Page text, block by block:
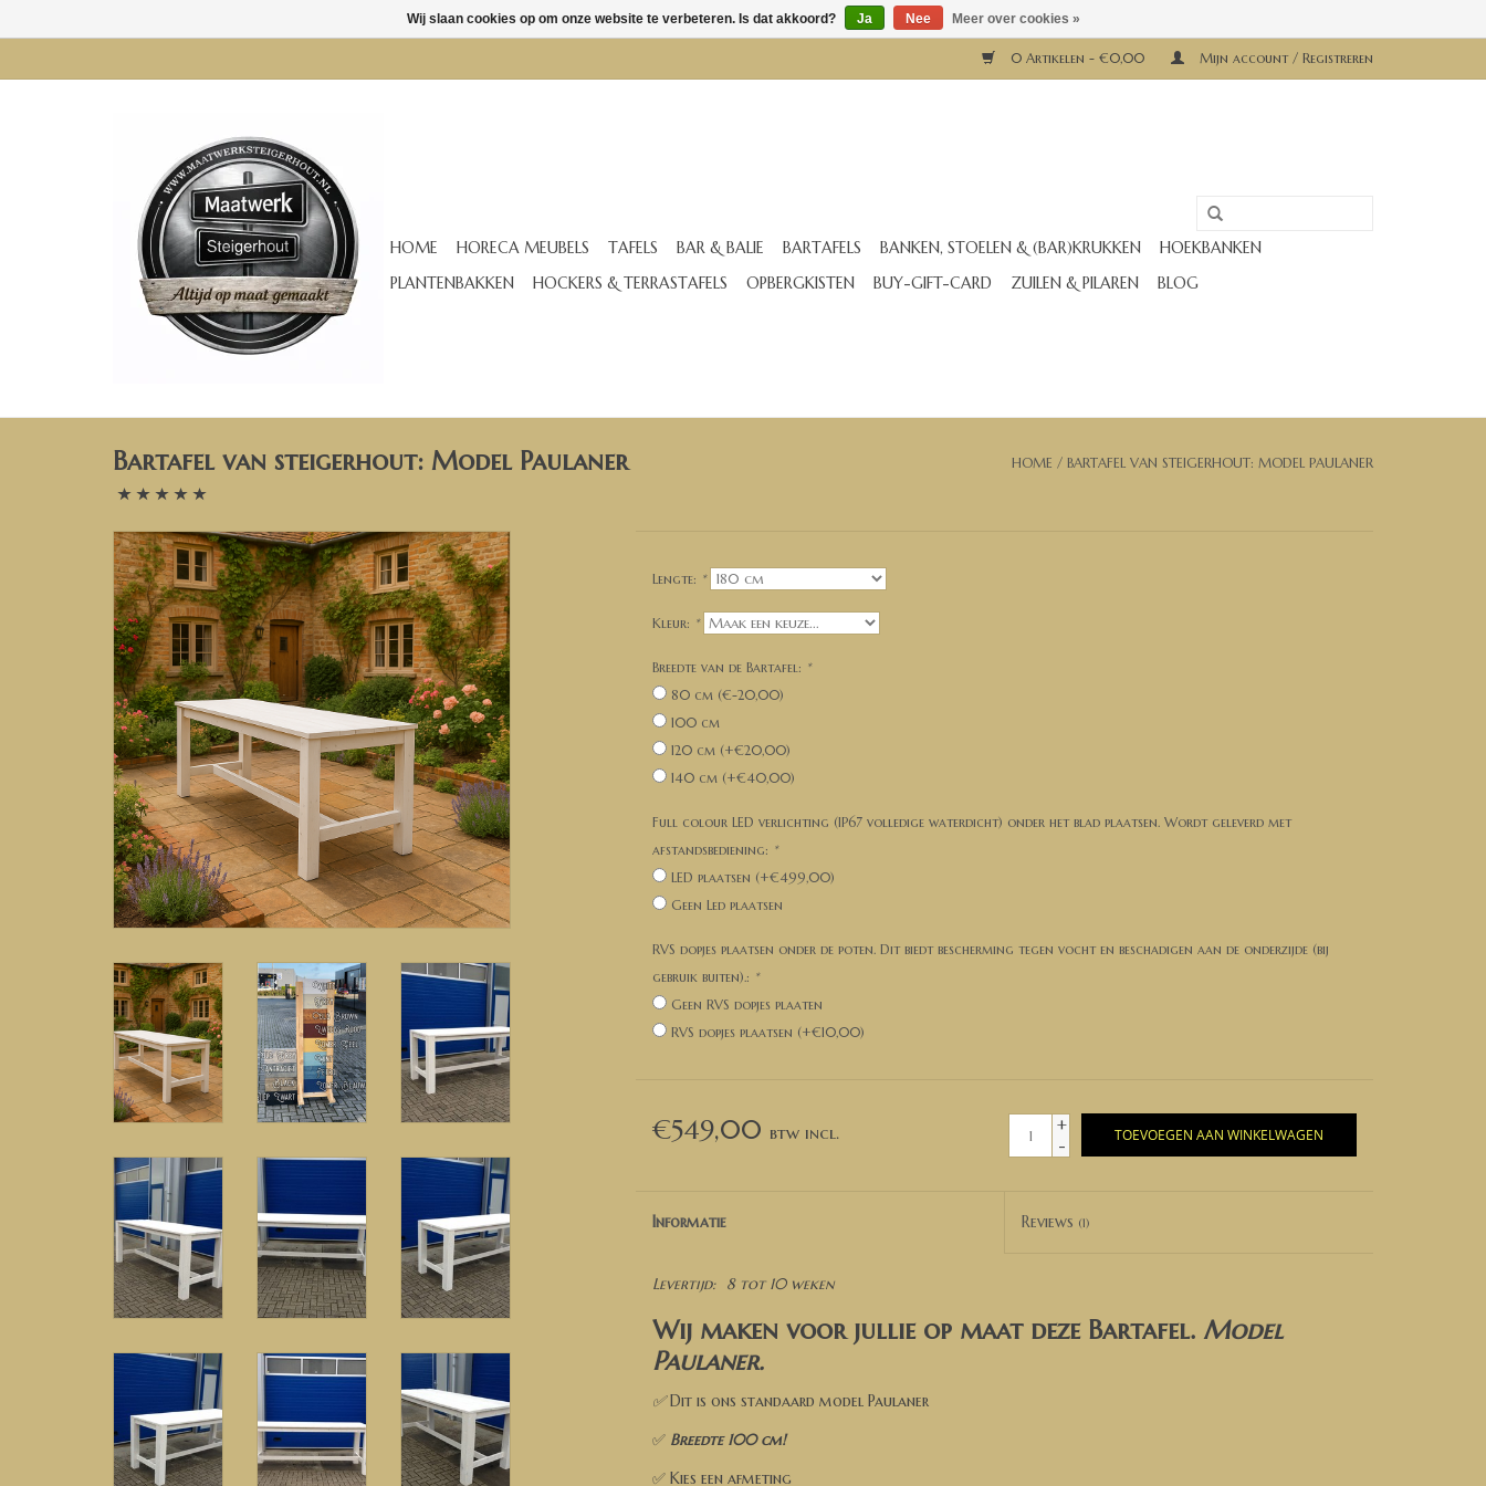
0 Artikelen - €0,00 Mijn account / Registreren
HOME HORECA MEUBELS TAFELS BAR & BALIE BARTAFELS BANKEN, STOELEN & (BAR)KRUKKEN
HOEKBANKEN
PLANTENBAKKEN
HOCKERS & TERRASTAFELS OPBERGKISTEN BUY-GIFT-CARD ZUILEN & PILAREN BLOG
Bartafel van steigerhout: Model Paulaner HOME / BARTAFEL VAN STEIGERHOUT: MODEL PAULANER
Lengte: *
Kleur: *
Breedte van de Bartafel: *
80 cm (€-20,00)
100 cm
120 cm (+€20,00)
140 cm (+€40,00)
Full colour LED verlichting (IP67 volledige waterdicht) onder het blad plaatsen. Wordt geleverd met
afstandsbediening: *
LED plaatsen (+€499,00)
Geen Led plaatsen
RVS dopjes plaatsen onder de poten. Dit biedt bescherming tegen vocht en beschadigen aan de onderzijde (bij
gebruik buiten).: *
Geen RVS dopjes plaaten
RVS dopjes plaatsen (+€10,00)
€549,00
+
-
TOEVOEGEN AAN WINKELWAGEN
Informatie Reviews (1)
Levertijd: 8 tot 10 weken
Wij maken voor jullie op maat deze Bartafel. Model
Paulaner.
✅Dit is ons standaard model Paulaner
✅ Breedte 100 cm!
✅ Kies een afmeting
Wij slaan cookies op om onze website te verbeteren. Is dat akkoord? Ja Nee Meer over cookies »